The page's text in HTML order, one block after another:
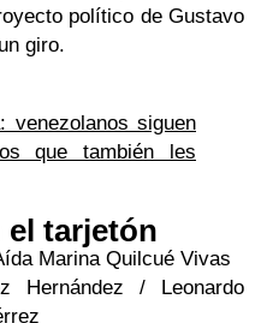
político de Gustavo
giro.
venezolanos siguen
que también les
el tarjetón
Marina Quilcué Vivas
Hernández / Leonardo